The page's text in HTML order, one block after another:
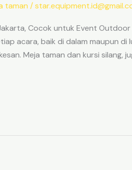
taman /
Cocok untuk Event Outdoor
acara, baik di dalam maupun
Meja taman dan kursi silang,